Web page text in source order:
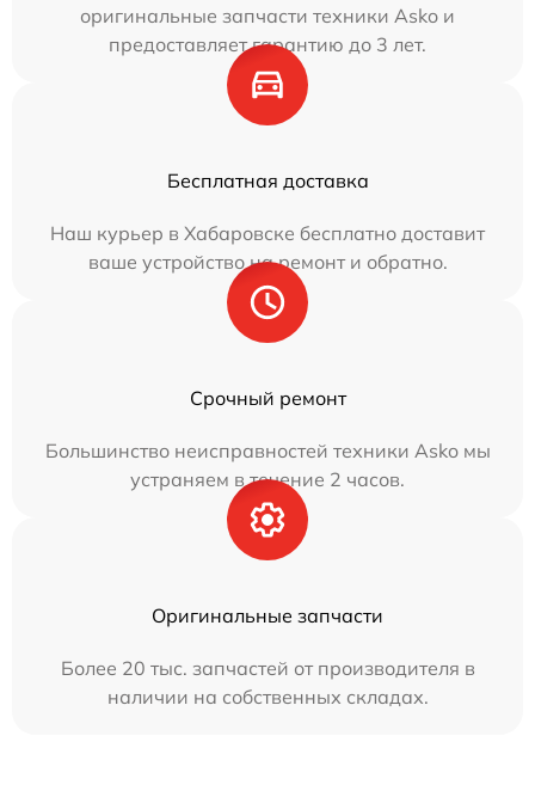
оригинальные запчасти техники Asko и
предоставляет гарантию до 3 лет.
Бесплатная доставка
Наш курьер в Хабаровске бесплатно доставит
ваше устройство на ремонт и обратно.
Срочный ремонт
Большинство неисправностей техники Asko мы
устраняем в течение 2 часов.
Оригинальные запчасти
Более 20 тыс. запчастей от производителя в
наличии на собственных складах.